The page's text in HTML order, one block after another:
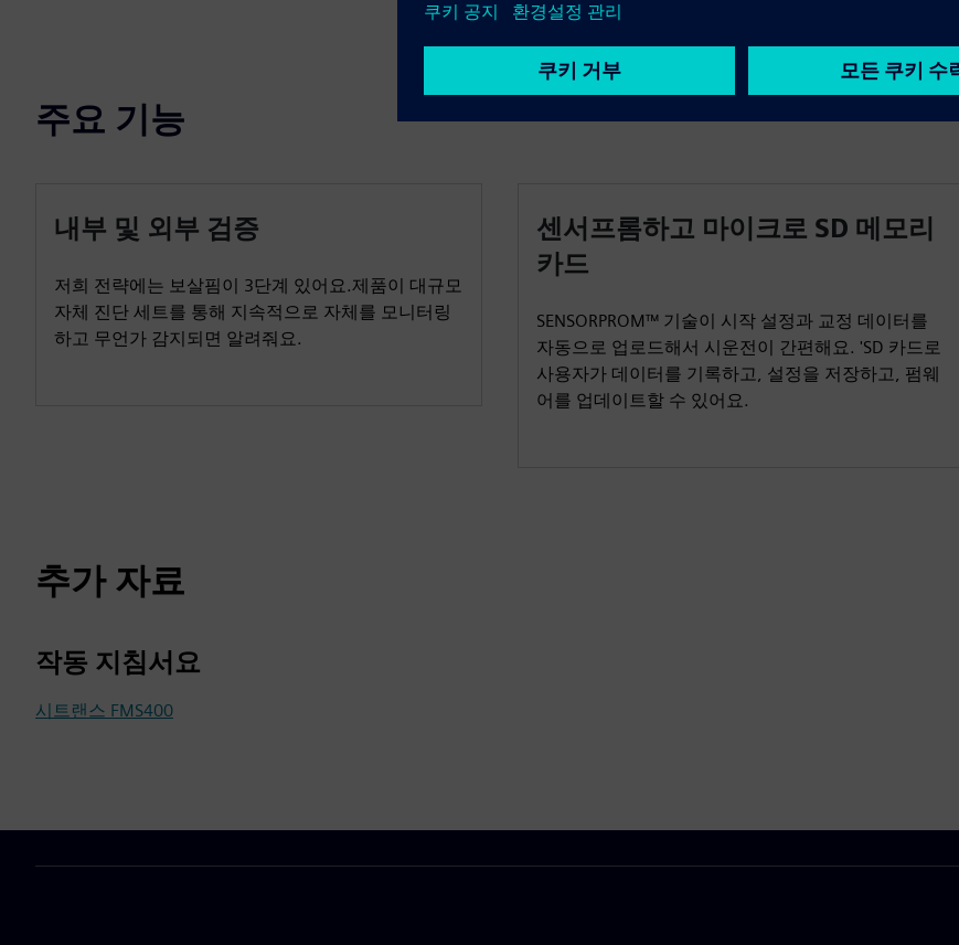
주요 기능
내부 및 외부 검증
저희 전략에는 보살핌이 3단계 있어요.제품이 대규모
자체 진단 세트를 통해 지속적으로 자체를 모니터링
하고 무언가 감지되면 알려줘요.
센서프롬하고 마이크로 SD 메모리
카드
SENSORPROM™ 기술이 시작 설정과 교정 데이터를
자동으로 업로드해서 시운전이 간편해요. 'SD 카드로
사용자가 데이터를 기록하고, 설정을 저장하고, 펌웨
어를 업데이트할 수 있어요.
추가 자료
작동 지침서요
시트랜스 FMS400